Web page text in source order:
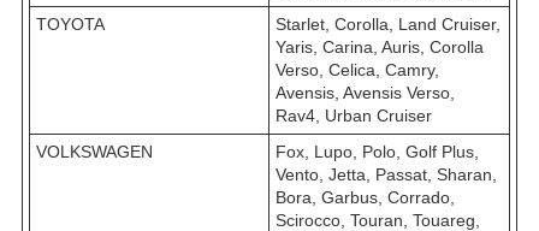
TOYOTA
Starlet, Corolla, Land Cruiser,
Yaris, Carina, Auris, Corolla
Verso, Celica, Camry,
Avensis, Avensis Verso,
Rav4, Urban Cruiser
VOLKSWAGEN
Fox, Lupo, Polo, Golf Plus,
Vento, Jetta, Passat, Sharan,
Bora, Garbus, Corrado,
Scirocco, Touran, Touareg,